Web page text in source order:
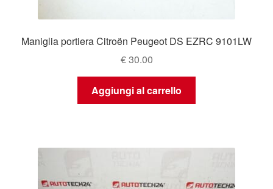
Maniglia portiera Citroën Peugeot DS EZRC 9101LW
€30.00
Aggiungi al carrello